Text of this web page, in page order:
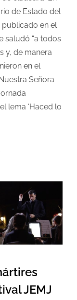
de Estado del
publicado en el
saludó “a todos
y, de manera
en el
Señora
lema ‘Haced lo
JEMJ